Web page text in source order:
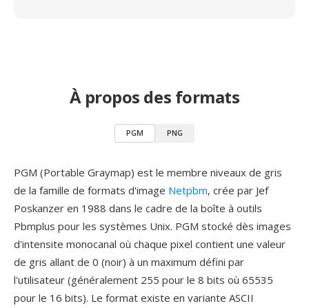
À propos des formats
PGM PNG
PGM (Portable Graymap) est le membre niveaux de gris
de la famille de formats d'image Netpbm, crée par Jef
Poskanzer en 1988 dans le cadre de la boîte à outils
Pbmplus pour les systèmes Unix. PGM stocké dès images
d'intensite monocanal où chaque pixel contient une valeur
de gris allant de 0 (noir) à un maximum défini par
l'utilisateur (généralement 255 pour le 8 bits où 65535
pour le 16 bits). Le format existe en variante ASCII